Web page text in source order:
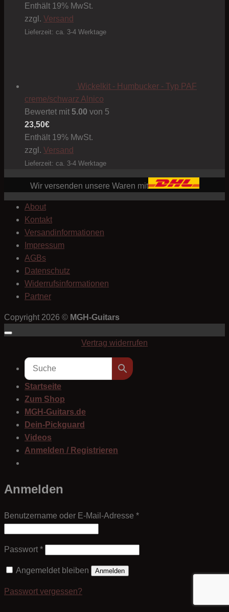
Enthält 19% MwSt.
zzgl. Versand
Lieferzeit: ca. 3-4 Werktage
Wickelkit - Humbucker - Typ PAF
creme/schwarz Alnico
Bewertet mit 5.00 von 5
23,50€
Enthält 19% MwSt.
zzgl. Versand
Lieferzeit: ca. 3-4 Werktage
Wir versenden unsere Waren mit
About
Kontakt
Versandinformationen
Impressum
AGBs
Datenschutz
Widerrufsinformationen
Partner
Copyright 2026 © MGH-Guitars
Vertrag widerrufen
Startseite
Zum Shop
MGH-Guitars.de
Dein-Pickguard
Videos
Anmelden / Registrieren
Anmelden
Benutzername oder E-Mail-Adresse *Erforderlich
Passwort *Erforderlich
Angemeldet bleiben Anmelden
Passwort vergessen?